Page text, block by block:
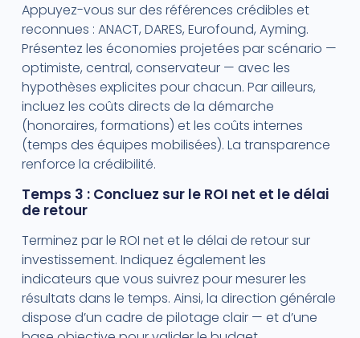
Appuyez-vous sur des références crédibles et
reconnues : ANACT, DARES, Eurofound, Ayming.
Présentez les économies projetées par scénario —
optimiste, central, conservateur — avec les
hypothèses explicites pour chacun. Par ailleurs,
incluez les coûts directs de la démarche
(honoraires, formations) et les coûts internes
(temps des équipes mobilisées). La transparence
renforce la crédibilité.
Temps 3 : Concluez sur le ROI net et le délai
de retour
Terminez par le ROI net et le délai de retour sur
investissement. Indiquez également les
indicateurs que vous suivrez pour mesurer les
résultats dans le temps. Ainsi, la direction générale
dispose d’un cadre de pilotage clair — et d’une